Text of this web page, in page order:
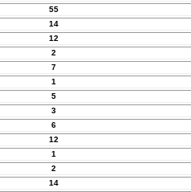
55
14
12
2
7
1
5
3
6
12
1
2
14